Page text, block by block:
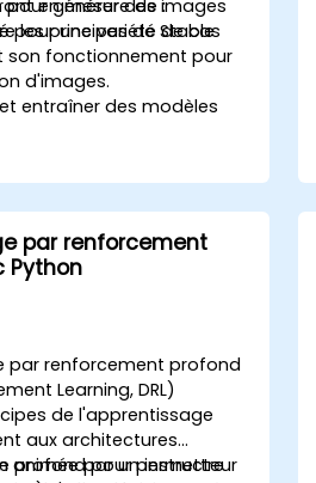
pour générer des images
pour une variété de cas
en mesure de :
les principes de Stable
son fonctionnement pour
d'images.
entraîner des modèles
Diffusion à divers
génération d'images, tels
l'outpainting et la
à image.
performances et la
modèles Stable Diffusion.
par renforcement
Python
par renforcement profond
Learning, DRL)
de l'apprentissage
aux architectures
profond pour permettre
animée par un instructeur